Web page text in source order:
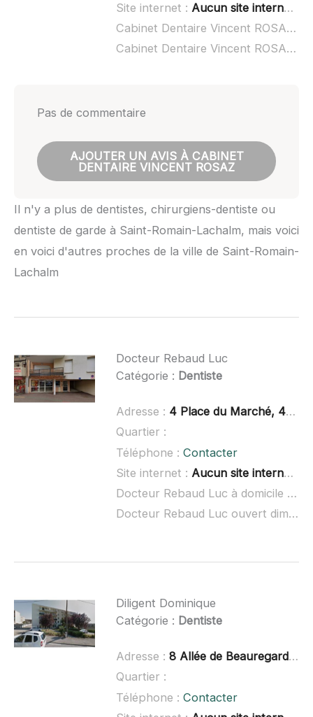
Site internet : Aucun site internet connu
Cabinet Dentaire Vincent ROSAZ à domicile :
Cabinet Dentaire Vincent ROSAZ ouvert dimanche :
Pas de commentaire
AJOUTER UN AVIS À CABINET
DENTAIRE VINCENT ROSAZ
Il n'y a plus de dentistes, chirurgiens-dentiste ou
dentiste de garde à Saint-Romain-Lachalm, mais voici
en voici d'autres proches de la ville de Saint-Romain-
Lachalm
Docteur Rebaud Luc
Catégorie : Dentiste
Adresse : 4 Place du Marché, 42700 Firminy
Quartier :
Téléphone : Contacter
Site internet : Aucun site internet connu
Docteur Rebaud Luc à domicile :
Docteur Rebaud Luc ouvert dimanche :
Diligent Dominique
Catégorie : Dentiste
Adresse : 8 Allée de Beauregard, 07100 Annonay
Quartier :
Téléphone : Contacter